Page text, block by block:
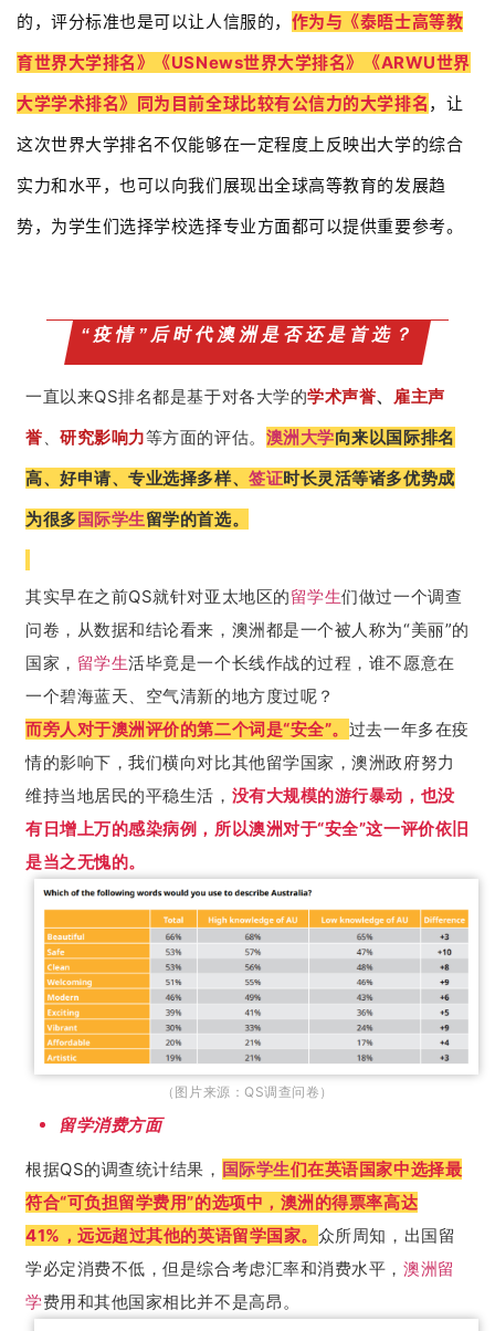
的，评分标准也是可以让人信服的， 作为与《泰晤士高等教
育世界大学排名》《USNews世界大学排名》《ARWU世界
大学学术排名》同为目前全球比较有公信力的大学排名 ，让
这次世界大学排名不仅能够在一定程度上反映出大学的综合
实力和水平，也可以向我们展现出全球高等教育的发展趋
势，为学生们选择学校选择专业方面都可以提供重要参考。
“疫情”后时代澳洲是否还是首选？
一直以来QS排名都是基于对各大学的学术声誉、 雇主声
誉、研究影响力等方面的评估。 澳洲大学向来以国际排名
高、好申请、专业选择多样、签证时长灵活等诸多优势成
为很多国际学生留学的首选。
其实早在之前QS就针对亚太地区的留学生们做过一个调查
问卷，从数据和结论看来，澳洲都是一个被人称为“美丽”的
国家， 留学生活毕竟是一个长线作战的过程，谁不愿意在
一个碧海蓝天、空气清新的地方度过呢？
而旁人对于澳洲评价的第二个词是“安全”。 过去一年多在疫
情的影响下，我们横向对比其他留学国家，澳洲政府努力
维持当地居民的平稳生活， 没有大规模的游行暴动，也没
有日增上万的感染病例，所以澳洲对于“安全”这一评价依旧
是当之无愧的。
（图片来源：QS调查问卷）
留学消费方面
根据QS的调查统计结果， 国际学生们在英语国家中选择最
符合“可负担留学费用”的选项中，澳洲的得票率高达
41%，远远超过其他的英语留学国家。 众所周知，出国留
学必定消费不低，但是综合考虑汇率和消费水平， 澳洲留
学费用和其他国家相比并不是高昂。